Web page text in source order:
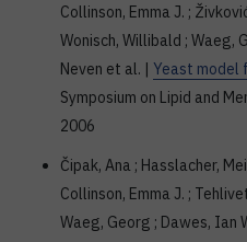
Collinson, Emma J. ;
Wonisch, Willibald ; Waeg,
Neven et al. | Yeast model
Symposium on Lipid and
2006
Čipak, Ana ; Hasslacher,
Collinson, Emma J. ;
Waeg, Georg ; Dawes, Ian